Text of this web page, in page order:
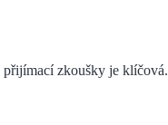
přijímací zkoušky je klíčová.